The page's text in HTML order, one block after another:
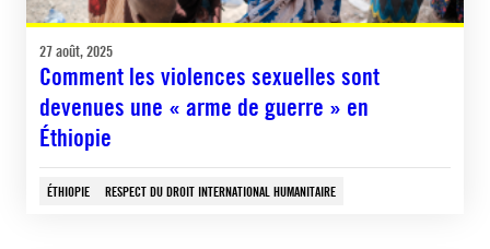
27 août, 2025
Comment les violences sexuelles sont
devenues une « arme de guerre » en
Éthiopie
ÉTHIOPIE RESPECT DU DROIT INTERNATIONAL HUMANITAIRE